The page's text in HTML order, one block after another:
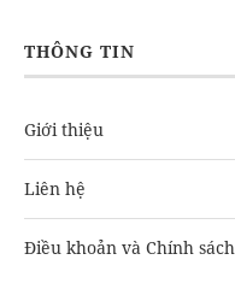
THÔNG TIN
Giới thiệu
Liên hệ
Điều khoản và Chính sách